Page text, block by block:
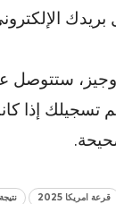
بريدك
ستتوصل
تسجيلك إذا
قرعة امريكا 2025